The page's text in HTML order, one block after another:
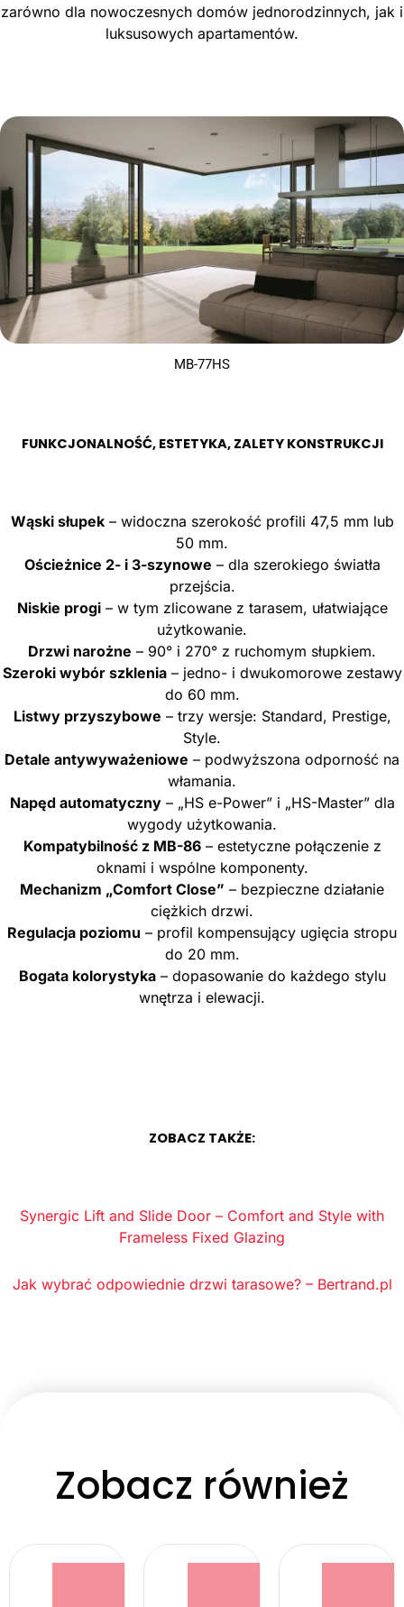
zarówno dla nowoczesnych domów jednorodzinnych, jak i
luksusowych apartamentów.
MB-77HS
FUNKCJONALNOŚĆ, ESTETYKA, ZALETY KONSTRUKCJI
Wąski słupek– widoczna szerokość profili 47,5 mm lub
50 mm.
Ościeżnice 2- i 3-szynowe – dla szerokiego światła
przejścia.
Niskie progi– w tym zlicowane z tarasem, ułatwiające
użytkowanie.
Drzwi narożne – 90° i 270° z ruchomym słupkiem.
Szeroki wybór szklenia– jedno- i dwukomorowe zestawy
do 60 mm.
Listwy przyszybowe – trzy wersje: Standard, Prestige,
Style.
Detale antywyważeniowe – podwyższona odporność na
włamania.
Napęd automatyczny– „HS e-Power” i „HS-Master” dla
wygody użytkowania.
Kompatybilność z MB-86– estetyczne połączenie z
oknami i wspólne komponenty.
Mechanizm „Comfort Close” – bezpieczne działanie
ciężkich drzwi.
Regulacja poziomu – profil kompensujący ugięcia stropu
do 20 mm.
Bogata kolorystyka– dopasowanie do każdego stylu
wnętrza i elewacji.
ZOBACZ TAKŻE:
Synergic Lift and Slide Door – Comfort and Style with
Frameless Fixed Glazing
Jak wybrać odpowiednie drzwi tarasowe? – Bertrand.pl
Zobacz również